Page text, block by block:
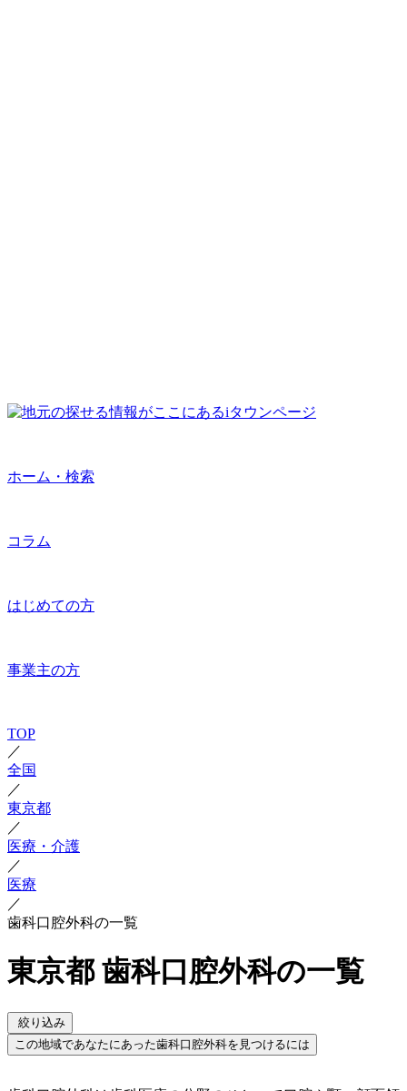
ホーム・検索
コラム
はじめての方
事業主の方
TOP
／
全国
／
東京都
／
医療・介護
／
医療
／
歯科口腔外科の一覧
東京都 歯科口腔外科の一覧
絞り込み
この地域であなたにあった歯科口腔外科を見つけるには